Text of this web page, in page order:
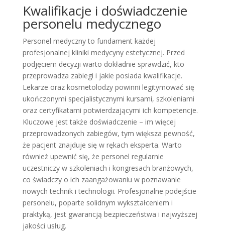
Kwalifikacje i doświadczenie
personelu medycznego
Personel medyczny to fundament każdej
profesjonalnej kliniki medycyny estetycznej. Przed
podjęciem decyzji warto dokładnie sprawdzić, kto
przeprowadza zabiegi i jakie posiada kwalifikacje.
Lekarze oraz kosmetolodzy powinni legitymować się
ukończonymi specjalistycznymi kursami, szkoleniami
oraz certyfikatami potwierdzającymi ich kompetencje.
Kluczowe jest także doświadczenie – im więcej
przeprowadzonych zabiegów, tym większa pewność,
że pacjent znajduje się w rękach eksperta. Warto
również upewnić się, że personel regularnie
uczestniczy w szkoleniach i kongresach branżowych,
co świadczy o ich zaangażowaniu w poznawanie
nowych technik i technologii. Profesjonalne podejście
personelu, poparte solidnym wykształceniem i
praktyką, jest gwarancją bezpieczeństwa i najwyższej
jakości usług.